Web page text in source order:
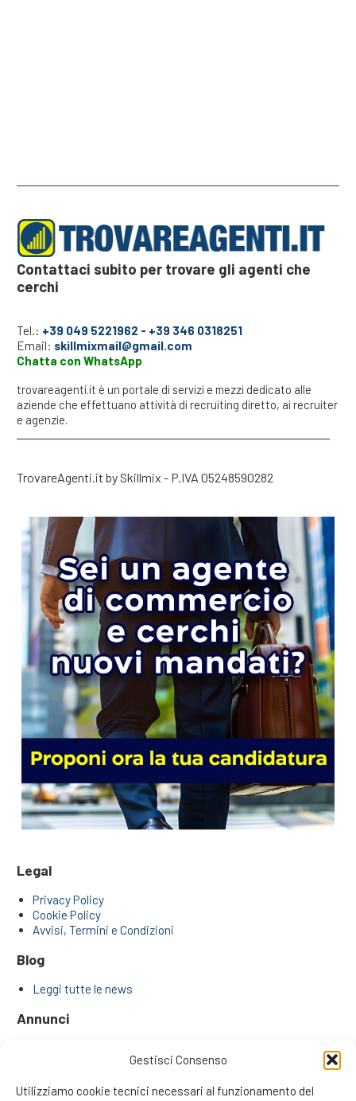
Gestisci Consenso
Utilizziamo cookie tecnici necessari al funzionamento del
Contattaci subito per trovare gli agenti che
cerchi
Tel.: +39 049 5221962 - +39 346 0318251
Email: skillmixmail@gmail.com
Chatta con WhatsApp
trovareagenti.it è un portale di servizi e mezzi dedicato alle
aziende che effettuano attività di recruiting diretto, ai recruiter
e agenzie.
TrovareAgenti.it by Skillmix - P.IVA 05248590282
Legal
Privacy Policy
Cookie Policy
Avvisi, Termini e Condizioni
Blog
Leggi tutte le news
Annunci